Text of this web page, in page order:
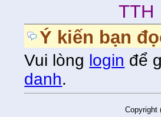
TTH
Ý kiến bạn
Vui lòng login để
danh.
Copyright